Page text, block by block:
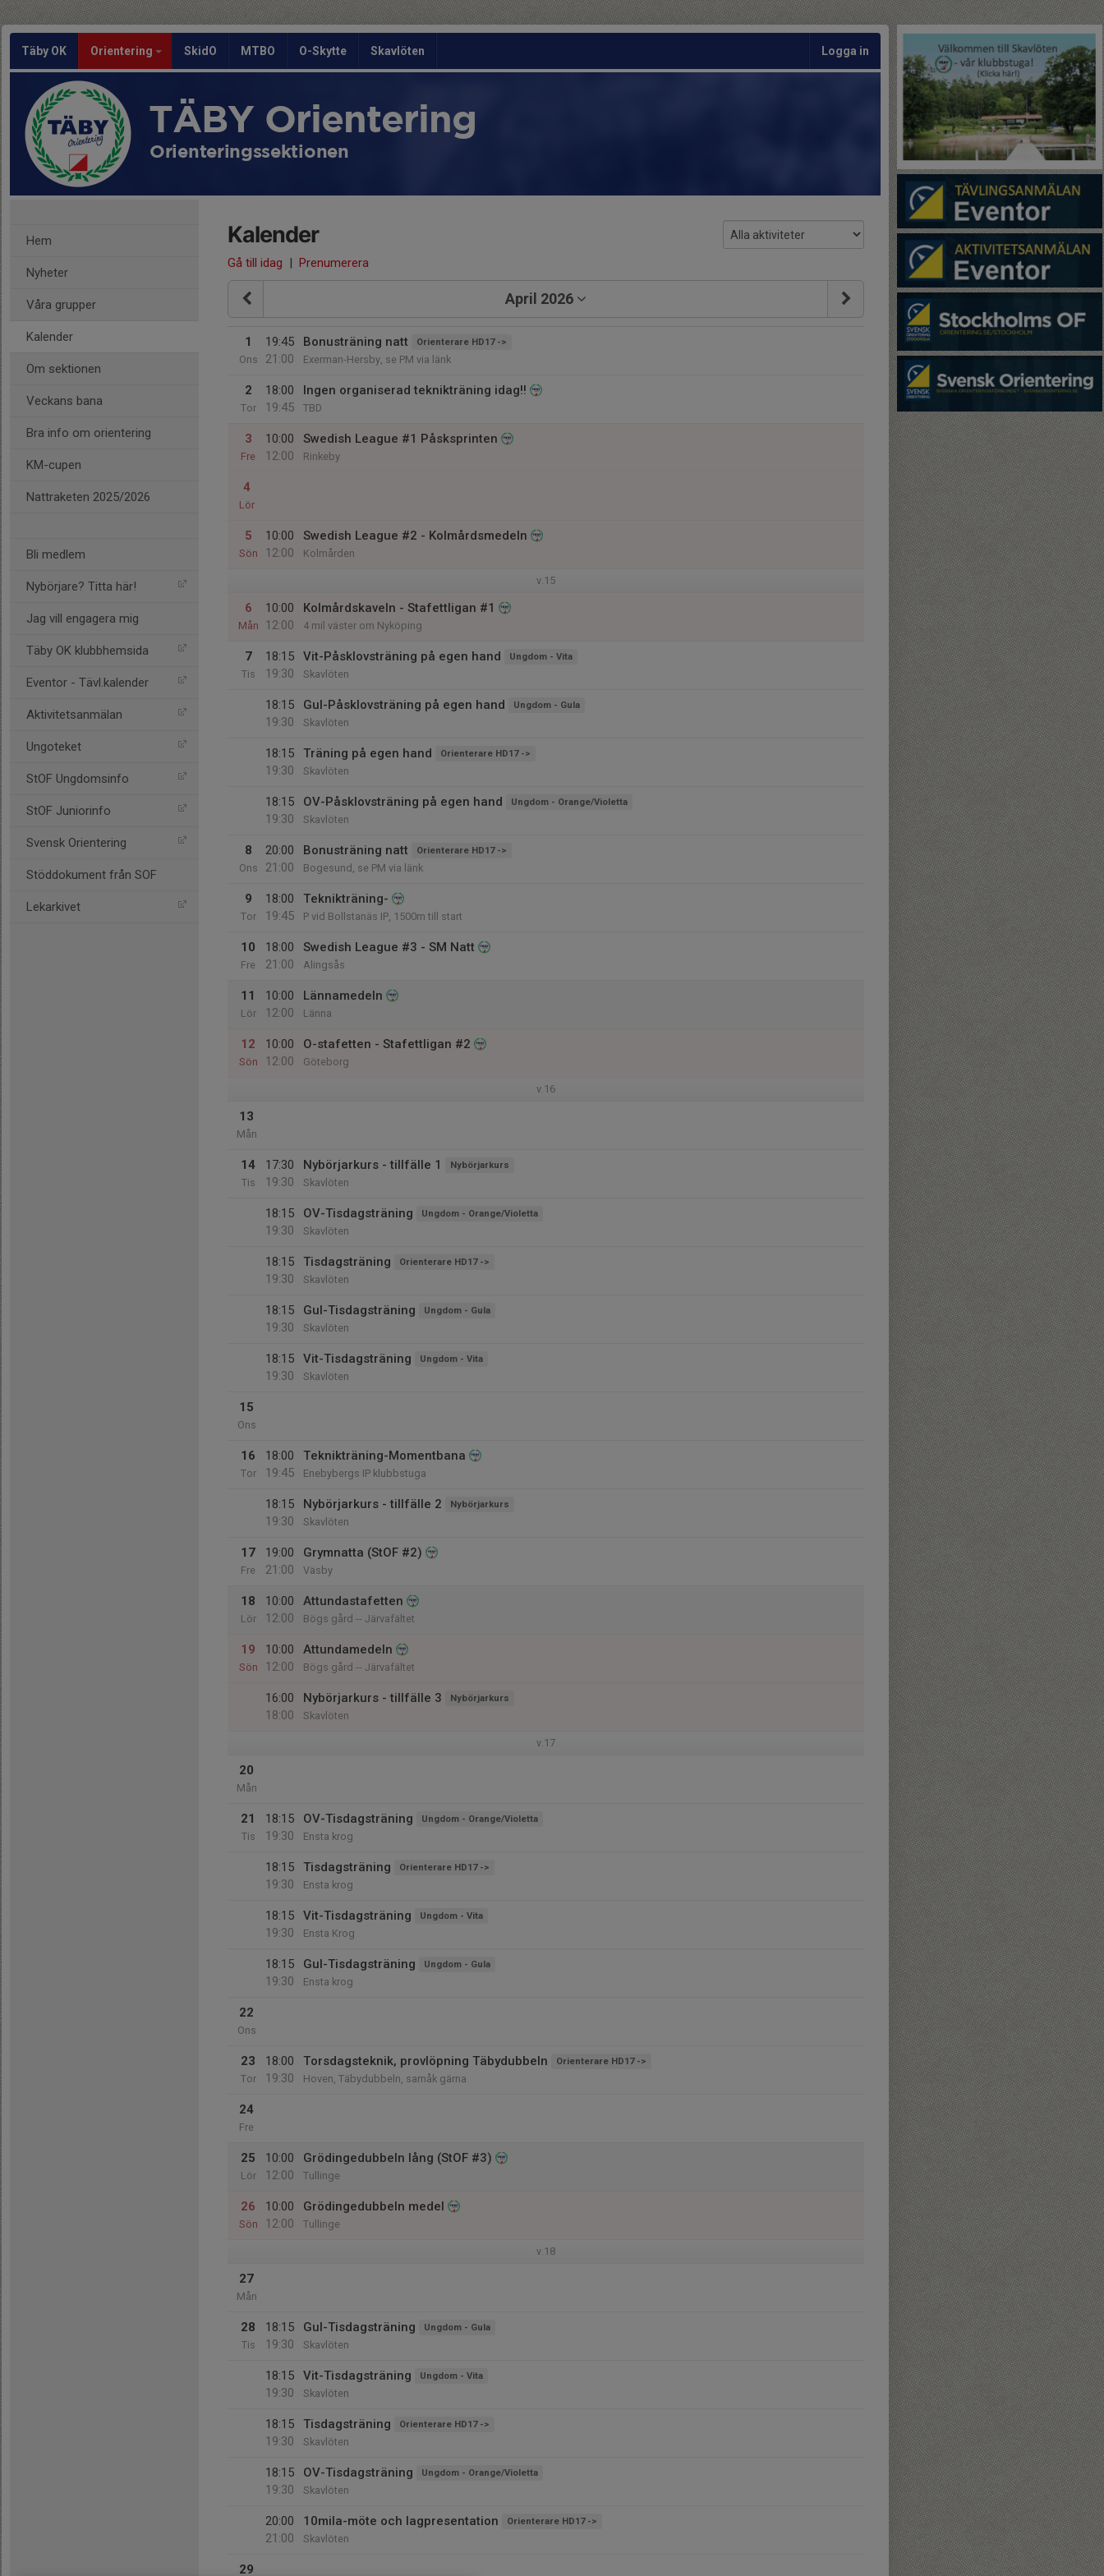
Täby OK Orientering SkidO MTBO O-Skytte Skavlöten Logga in
TÄBY Orientering
Orienteringssektionen
Hem
Nyheter
Våra grupper
Kalender
Om sektionen
Veckans bana
Bra info om orientering
KM-cupen
Nattraketen 2025/2026
Bli medlem
Nybörjare? Titta här!
Jag vill engagera mig
Täby OK klubbhemsida
Eventor - Tävl.kalender
Aktivitetsanmälan
Ungoteket
StOF Ungdomsinfo
StOF Juniorinfo
Svensk Orientering
Stöddokument från SOF
Lekarkivet
Kalender
Gå till idag | Prenumerera
April 2026
1
Ons
19:45
21:00
Bonusträning natt Orienterare HD17 ->
Exerman-Hersby, se PM via länk
2
Tor
18:00
19:45
Ingen organiserad teknikträning idag!!
TBD
3
Fre
10:00
12:00
Swedish League #1 Påsksprinten
Rinkeby
4
Lör
5
Sön
10:00
12:00
Swedish League #2 - Kolmårdsmedeln
Kolmården
v.15
6
Mån
10:00
12:00
Kolmårdskaveln - Stafettligan #1
4 mil väster om Nyköping
7
Tis
18:15
19:30
Vit-Påsklovsträning på egen hand Ungdom - Vita
Skavlöten
18:15
19:30
Gul-Påsklovsträning på egen hand Ungdom - Gula
Skavlöten
18:15
19:30
Träning på egen hand Orienterare HD17 ->
Skavlöten
18:15
19:30
OV-Påsklovsträning på egen hand Ungdom - Orange/Violetta
Skavlöten
8
Ons
20:00
21:00
Bonusträning natt Orienterare HD17 ->
Bogesund, se PM via länk
9
Tor
18:00
19:45
Teknikträning-
P vid Bollstanäs IP, 1500m till start
10
Fre
18:00
21:00
Swedish League #3 - SM Natt
Alingsås
11
Lör
10:00
12:00
Lännamedeln
Länna
12
Sön
10:00
12:00
O-stafetten - Stafettligan #2
Göteborg
v.16
13
Mån
14
Tis
17:30
19:30
Nybörjarkurs - tillfälle 1 Nybörjarkurs
Skavlöten
18:15
19:30
OV-Tisdagsträning Ungdom - Orange/Violetta
Skavlöten
18:15
19:30
Tisdagsträning Orienterare HD17 ->
Skavlöten
18:15
19:30
Gul-Tisdagsträning Ungdom - Gula
Skavlöten
18:15
19:30
Vit-Tisdagsträning Ungdom - Vita
Skavlöten
15
Ons
16
Tor
18:00
19:45
Teknikträning-Momentbana
Enebybergs IP klubbstuga
18:15
19:30
Nybörjarkurs - tillfälle 2 Nybörjarkurs
Skavlöten
17
Fre
19:00
21:00
Grymnatta (StOF #2)
Väsby
18
Lör
10:00
12:00
Attundastafetten
Bögs gård -- Järvafältet
19
Sön
10:00
12:00
Attundamedeln
Bögs gård -- Järvafältet
16:00
18:00
Nybörjarkurs - tillfälle 3 Nybörjarkurs
Skavlöten
v.17
20
Mån
21
Tis
18:15
19:30
OV-Tisdagsträning Ungdom - Orange/Violetta
Ensta krog
18:15
19:30
Tisdagsträning Orienterare HD17 ->
Ensta krog
18:15
19:30
Vit-Tisdagsträning Ungdom - Vita
Ensta Krog
18:15
19:30
Gul-Tisdagsträning Ungdom - Gula
Ensta krog
22
Ons
23
Tor
18:00
19:30
Torsdagsteknik, provlöpning Täbydubbeln Orienterare HD17 ->
Hoven, Täbydubbeln, samåk gärna
24
Fre
25
Lör
10:00
12:00
Grödingedubbeln lång (StOF #3)
Tullinge
26
Sön
10:00
12:00
Grödingedubbeln medel
Tullinge
v.18
27
Mån
28
Tis
18:15
19:30
Gul-Tisdagsträning Ungdom - Gula
Skavlöten
18:15
19:30
Vit-Tisdagsträning Ungdom - Vita
Skavlöten
18:15
19:30
Tisdagsträning Orienterare HD17 ->
Skavlöten
18:15
19:30
OV-Tisdagsträning Ungdom - Orange/Violetta
Skavlöten
20:00
21:00
10mila-möte och lagpresentation Orienterare HD17 ->
Skavlöten
29